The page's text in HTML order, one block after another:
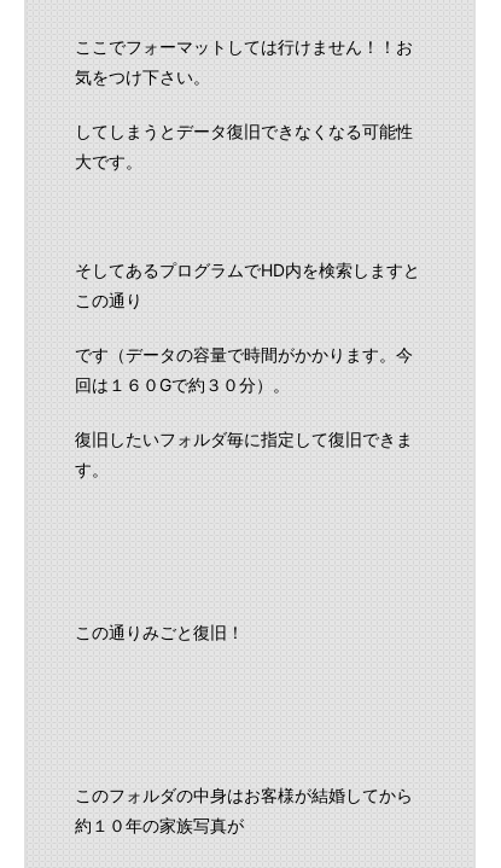
ここでフォーマットしては行けません！！お
気をつけ下さい。
してしまうとデータ復旧できなくなる可能性
大です。
そしてあるプログラムでHD内を検索しますと
この通り
です（データの容量で時間がかかります。今
回は１６０Gで約３０分）。
復旧したいフォルダ毎に指定して復旧できま
す。
この通りみごと復旧！
このフォルダの中身はお客様が結婚してから
約１０年の家族写真が